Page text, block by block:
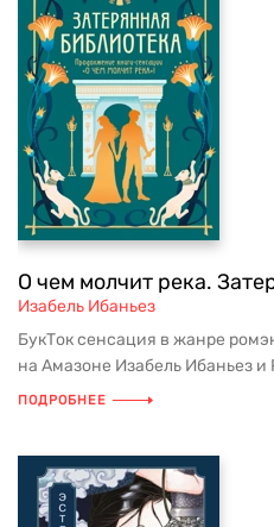
О чем молчит река.
Изабель Ибаньез
БукТок сенсация в жанре
на Амазоне Изабель Ибаньез и
ПОДРОБНЕЕ